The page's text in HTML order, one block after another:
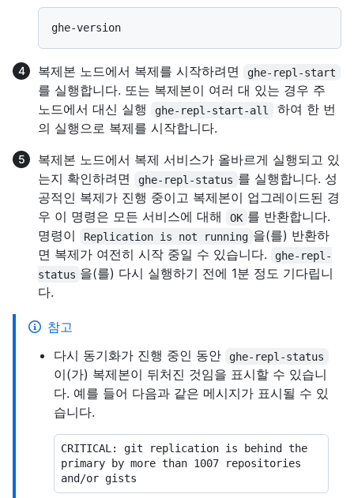
복제본 노드에서 복제를 시작하려면 ghe-repl-start
를 실행합니다. 또는 복제본이 여러 대 있는 경우 주
노드에서 대신 실행
ghe-repl-start-all
하여 한 번
의 실행으로 복제를 시작합니다.
복제본 노드에서 복제 서비스가 올바르게 실행되고 있
는지 확인하려면
ghe-repl-status 를 실행합니다. 성
공적인 복제가 진행 중이고 복제본이 업그레이드된 경
우 이 명령은 모든 서비스에 대해
OK 를 반환합니다.
명령이
Replication is not running 을(를) 반환하
면 복제가 여전히 시작 중일 수 있습니다.
ghe-repl-
status 을(를) 다시 실행하기 전에 1분 정도 기다립니
다.
참고
다시 동기화가 진행 중인 동안
ghe-repl-status
이(가) 복제본이 뒤처진 것임을 표시할 수 있습니
다. 예를 들어 다음과 같은 메시지가 표시될 수 있
습니다.
CRITICAL: git replication is behind the
primary by more than 1007 repositories